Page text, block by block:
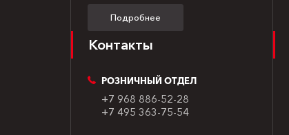
Подробнее
Контакты
РОЗНИЧНЫЙ ОТДЕЛ
+7 968 886-52-28
+7 495 363-75-54